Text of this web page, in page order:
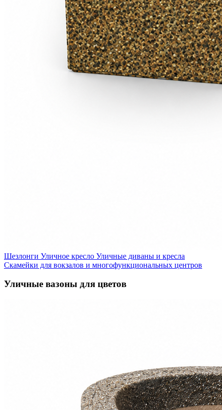
Шезлонги Уличное кресло Уличные диваны и кресла
Скамейки для вокзалов и многофункциональных центров
Уличные вазоны для цветов